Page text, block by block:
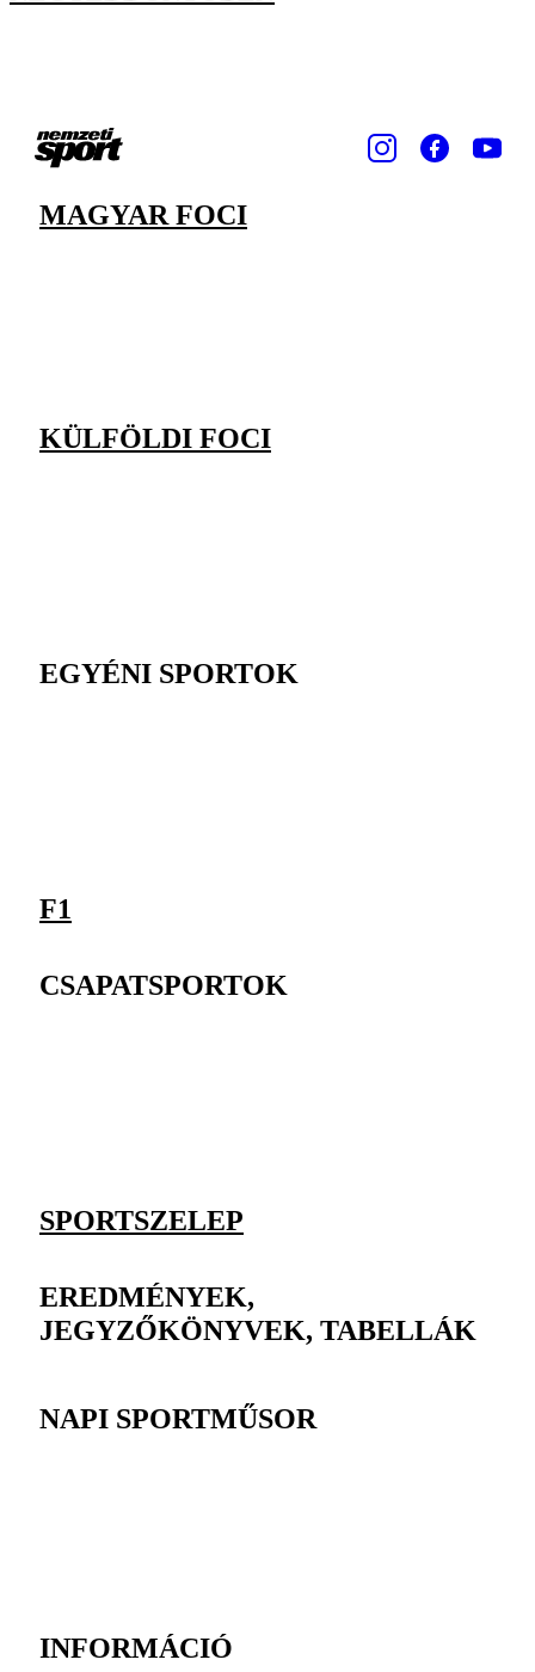
MAGYAR FOCI
KÜLFÖLDI FOCI
EGYÉNI SPORTOK
F1
CSAPATSPORTOK
SPORTSZELEP
EREDMÉNYEK,
JEGYZŐKÖNYVEK, TABELLÁK
NAPI SPORTMŰSOR
INFORMÁCIÓ